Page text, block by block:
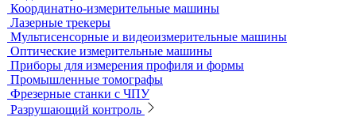
Электрический контроль
Дефектоскопы электроискровые
Автоматизация и роботизация
Автоматизация производственных процессов
Оборудование для контроля качества геометрии
Вертикальные фрезерные станки по металлу
Комлектующие для КИМ
Лазерные маркировщики